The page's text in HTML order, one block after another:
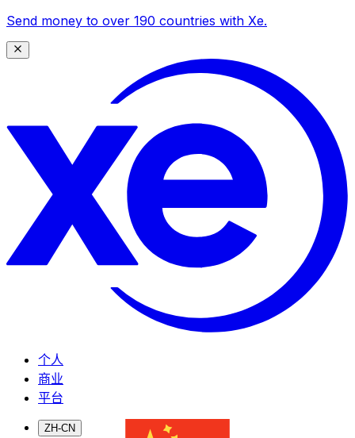
Send money to over 190 countries with Xe.
个人
商业
平台
ZH-CN